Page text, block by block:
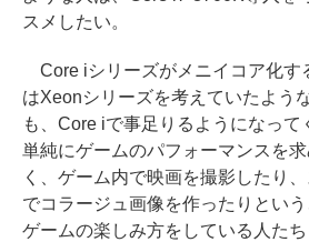
スメしたい。
Core iシリーズがメニイコア化す
はXeonシリーズを考えていたよう
も、Core iで事足りるようになって
単純にゲームのパフォーマンスを
く、ゲーム内で映画を撮影したり
でコラージュ画像を作ったりとい
ゲームの楽しみ方をしている人た